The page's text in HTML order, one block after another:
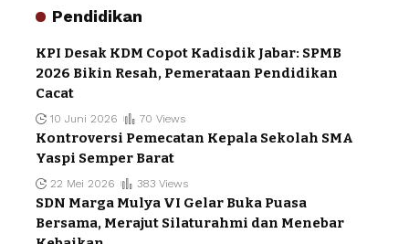
Pendidikan
KPI Desak KDM Copot Kadisdik Jabar: SPMB
2026 Bikin Resah, Pemerataan Pendidikan
Cacat
10 Juni 2026 70 Views
Kontroversi Pemecatan Kepala Sekolah SMA
Yaspi Semper Barat
22 Mei 2026 383 Views
SDN Marga Mulya VI Gelar Buka Puasa
Bersama, Merajut Silaturahmi dan Menebar